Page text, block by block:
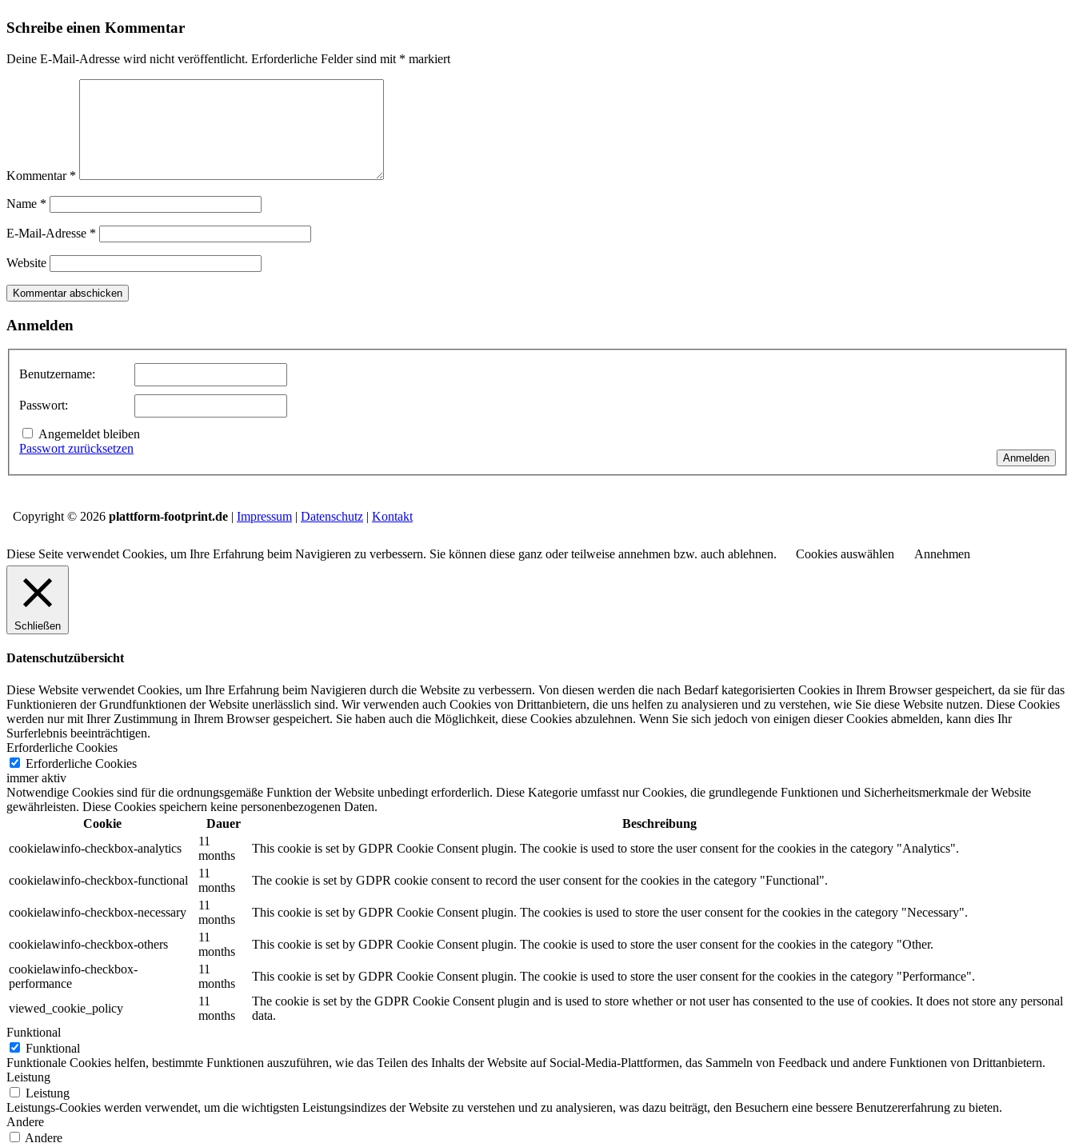
Schreibe einen Kommentar
Deine E-Mail-Adresse wird nicht veröffentlicht. Erforderliche Felder sind mit * markiert
Kommentar *
Name *
E-Mail-Adresse *
Website
Anmelden
Benutzername:
Passwort:
Angemeldet bleiben
Anmelden
Passwort zurücksetzen
Copyright © 2026 plattform-footprint.de | Impressum | Datenschutz | Kontakt
Diese Seite verwendet Cookies, um Ihre Erfahrung beim Navigieren zu verbessern. Sie können diese ganz oder teilweise annehmen bzw. auch ablehnen. Cookies auswählen Annehmen
Schließen
Datenschutzübersicht
Diese Website verwendet Cookies, um Ihre Erfahrung beim Navigieren durch die Website zu verbessern. Von diesen werden die nach Bedarf kategorisierten Cookies in Ihrem Browser gespeichert, da sie für das
Funktionieren der Grundfunktionen der Website unerlässlich sind. Wir verwenden auch Cookies von Drittanbietern, die uns helfen zu analysieren und zu verstehen, wie Sie diese Website nutzen. Diese Cookies
werden nur mit Ihrer Zustimmung in Ihrem Browser gespeichert. Sie haben auch die Möglichkeit, diese Cookies abzulehnen. Wenn Sie sich jedoch von einigen dieser Cookies abmelden, kann dies Ihr
Surferlebnis beeinträchtigen.
Erforderliche Cookies
Erforderliche Cookies
immer aktiv
Notwendige Cookies sind für die ordnungsgemäße Funktion der Website unbedingt erforderlich. Diese Kategorie umfasst nur Cookies, die grundlegende Funktionen und Sicherheitsmerkmale der Website
gewährleisten. Diese Cookies speichern keine personenbezogenen Daten.
Cookie
Dauer
Beschreibung
cookielawinfo-checkbox-analytics
11
months
This cookie is set by GDPR Cookie Consent plugin. The cookie is used to store the user consent for the cookies in the category "Analytics".
cookielawinfo-checkbox-functional
11
months
The cookie is set by GDPR cookie consent to record the user consent for the cookies in the category "Functional".
cookielawinfo-checkbox-necessary
11
months
This cookie is set by GDPR Cookie Consent plugin. The cookies is used to store the user consent for the cookies in the category "Necessary".
cookielawinfo-checkbox-others
11
months
This cookie is set by GDPR Cookie Consent plugin. The cookie is used to store the user consent for the cookies in the category "Other.
cookielawinfo-checkbox-
performance
11
months
This cookie is set by GDPR Cookie Consent plugin. The cookie is used to store the user consent for the cookies in the category "Performance".
viewed_cookie_policy
11
months
The cookie is set by the GDPR Cookie Consent plugin and is used to store whether or not user has consented to the use of cookies. It does not store any personal
data.
Funktional
Funktional
Funktionale Cookies helfen, bestimmte Funktionen auszuführen, wie das Teilen des Inhalts der Website auf Social-Media-Plattformen, das Sammeln von Feedback und andere Funktionen von Drittanbietern.
Leistung
Leistung
Leistungs-Cookies werden verwendet, um die wichtigsten Leistungsindizes der Website zu verstehen und zu analysieren, was dazu beiträgt, den Besuchern eine bessere Benutzererfahrung zu bieten.
Andere
Andere